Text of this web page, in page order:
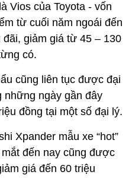
Vios của Toyota - vốn
từ cuối năm ngoái đến
giảm giá từ 45 – 130
có.
cũng liên tục được đại
những ngày gần đây
đồng tại một số đại lý.
Xpander mẫu xe “hot”
đến nay cũng được
giá đến 60 triệu